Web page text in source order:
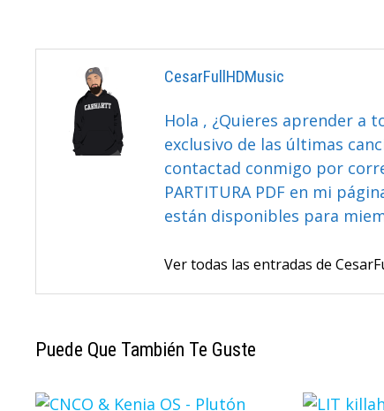
CesarFullHDMusic
Hola , ¿Quieres aprender a
exclusivo de las últimas
contactad conmigo por
PARTITURA PDF en mi
están disponibles para
Ver todas las entradas de
Puede Que También Te Guste